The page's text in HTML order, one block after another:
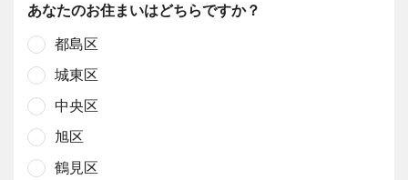
あなたのお住まいはどちらですか？
都島区
城東区
中央区
旭区
鶴見区